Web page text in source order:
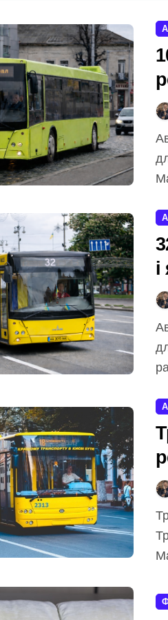
Автобус 103 у Києві — зручний щоденний транспорт
Автобус 32 у Києві — надійний щоденний транспорт
Тролейбус №31 з’єднує вулицю Милославська на